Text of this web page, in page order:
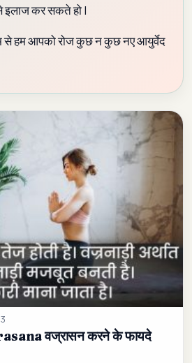
इलाज कर सकते हो |
से हम आपको रोज कुछ न कुछ नए आयुर्वेद
वज्रासन करने के फायदे